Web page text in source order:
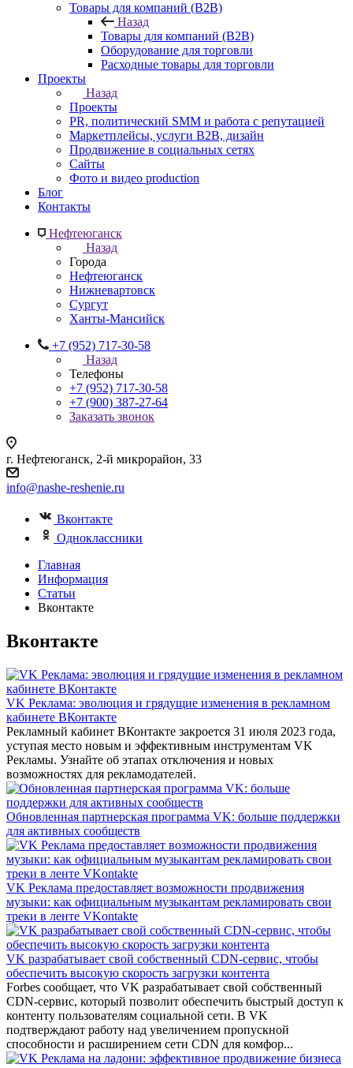
Товары для компаний (B2B)
Назад
Товары для компаний (B2B)
Оборудование для торговли
Расходные товары для торговли
Проекты
Назад
Проекты
PR, политический SMM и работа с репутацией
Маркетплейсы, услуги B2B, дизайн
Продвижение в социальных сетях
Сайты
Фото и видео production
Блог
Контакты
Нефтеюганск
Назад
Города
Нефтеюганск
Нижневартовск
Сургут
Ханты-Мансийск
+7 (952) 717-30-58
Назад
Телефоны
+7 (952) 717-30-58
+7 (900) 387-27-64
Заказать звонок
г. Нефтеюганск, 2-й микрорайон, 33
info@nashe-reshenie.ru
Вконтакте
Одноклассники
Главная
Информация
Статьи
Вконтакте
Вконтакте
VK Реклама: эволюция и грядущие изменения в рекламном
кабинете ВКонтакте
Рекламный кабинет ВКонтакте закроется 31 июля 2023 года,
уступая место новым и эффективным инструментам VK
Рекламы. Узнайте об этапах отключения и новых
возможностях для рекламодателей.
Обновленная партнерская программа VK: больше поддержки
для активных сообществ
VK Реклама предоставляет возможности продвижения
музыки: как официальным музыкантам рекламировать свои
треки в ленте VKontakte
VK разрабатывает свой собственный CDN-сервис, чтобы
обеспечить высокую скорость загрузки контента
Forbes сообщает, что VK разрабатывает свой собственный
CDN-сервис, который позволит обеспечить быстрый доступ к
контенту пользователям социальной сети. В VK
подтверждают работу над увеличением пропускной
способности и расширением сети CDN для комфор...